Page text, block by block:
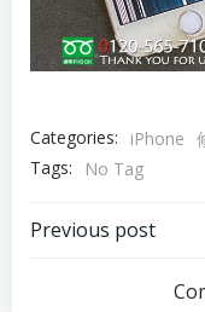
Categories: iPhone
Tags:
No Tag
Post
Previous post